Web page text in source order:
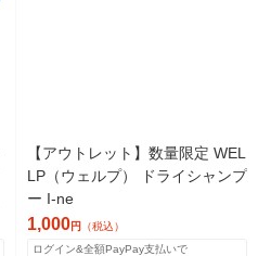
【アウトレット】数量限定 WEL
LP（ウェルプ） ドライシャンプ
ー I-ne
1,000円 （税込）
ログイン&全額PayPay支払いで